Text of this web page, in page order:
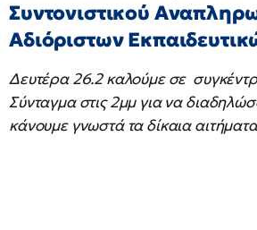
Συντονιστικού
Αδιόριστων
Δευτέρα 26.2 καλούμε σε
Σύνταγμα στις 2μμ για να
κάνουμε γνωστά τα δίκαια